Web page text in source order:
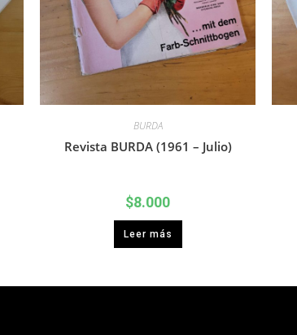
BURDA
Revista BURDA (1961 – Julio)
$8.000
Leer más